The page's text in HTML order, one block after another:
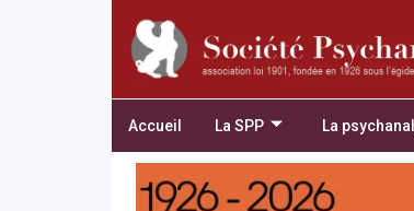
Accueil La SPP La